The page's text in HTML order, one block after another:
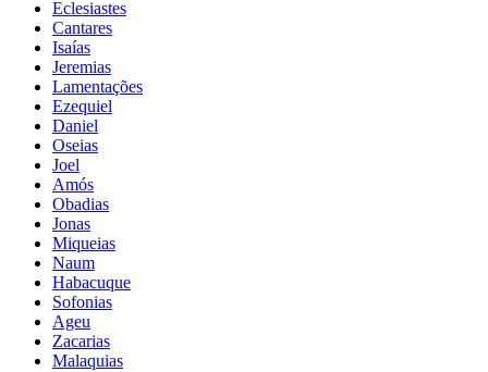
Eclesiastes
Cantares
Isaías
Jeremias
Lamentações
Ezequiel
Daniel
Oseias
Joel
Amós
Obadias
Jonas
Miqueias
Naum
Habacuque
Sofonias
Ageu
Zacarias
Malaquias